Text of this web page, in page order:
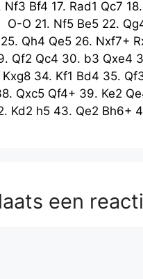
Nf3 Bf4 17. Rad1 Qc7 18.
O-O 21. Nf5 Be5 22.
25. Qh4 Qe5 26. Nxf7+
Qf2 Qc4 30. b3 Qxe4
Kxg8 34. Kf1 Bd4 35.
Qxc5 Qf4+ 39. Ke2
Kd2 h5 43. Qe2 Bh6+
een